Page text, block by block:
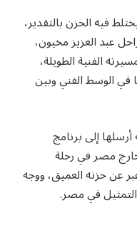
فيه الحزن بالتقدير،
عبد العزيز مخيون،
الفنية الطويلة،
في الوسط الفني وبين
إلى برنامج
خارج مصر في رحلة
عن حزنه العميق، ووجه
التمثيل في مصر.